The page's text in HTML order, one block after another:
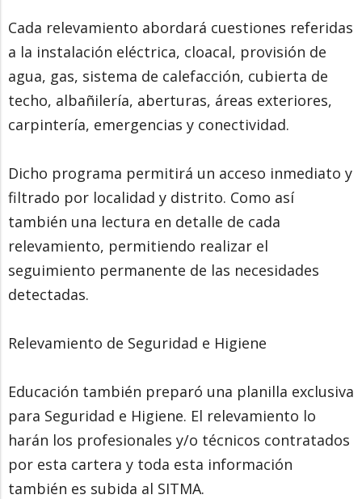
Cada relevamiento abordará cuestiones referidas
a la instalación eléctrica, cloacal, provisión de
agua, gas, sistema de calefacción, cubierta de
techo, albañilería, aberturas, áreas exteriores,
carpintería, emergencias y conectividad.
Dicho programa permitirá un acceso inmediato y
filtrado por localidad y distrito. Como así
también una lectura en detalle de cada
relevamiento, permitiendo realizar el
seguimiento permanente de las necesidades
detectadas.
Relevamiento de Seguridad e Higiene
Educación también preparó una planilla exclusiva
para Seguridad e Higiene. El relevamiento lo
harán los profesionales y/o técnicos contratados
por esta cartera y toda esta información
también es subida al SITMA.